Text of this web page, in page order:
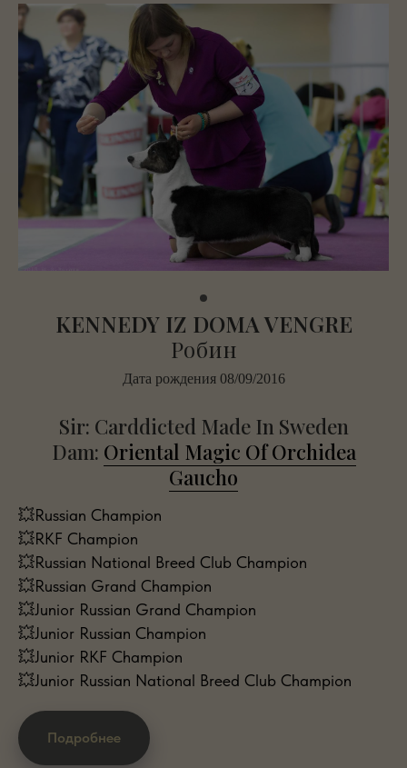
KENNEDY IZ DOMA VENGRE
Робин
Дата рождения 08/09/2016
Sir: Carddicted Made In Sweden
Dam: Oriental Magic Of Orchidea
Gaucho
💥Russian Champion
💥RKF Champion
💥Russian National Breed Club Champion
💥Russian Grand Champion
💥Junior Russian Grand Champion
💥Junior Russian Champion
💥Junior RKF Champion
💥Junior Russian National Breed Club Champion
Подробнее